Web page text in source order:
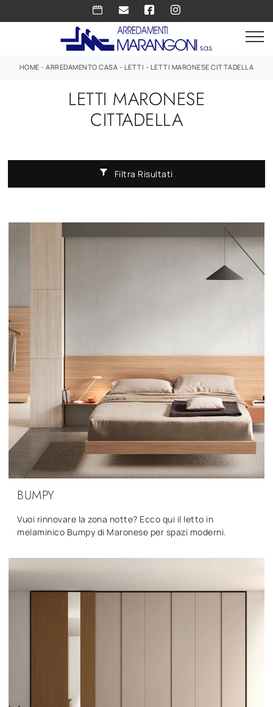
HOME -ARREDAMENTO CASA - LETTI - LETTI MARONESE CITTADELLA
LETTI MARONESE
CITTADELLA
Filtra Risultati
BUMPY
Vuoi rinnovare la zona notte? Ecco qui il letto in
melaminico Bumpy di Maronese per spazi moderni.